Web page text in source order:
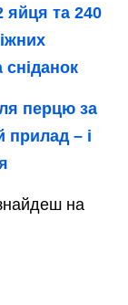
яйця та 240
перцю за
прилад – і
знайдеш на